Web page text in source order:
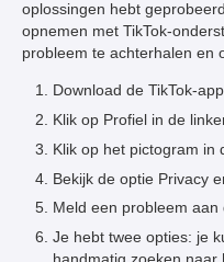
oplossingen hebt
opnemen met TikTok-
probleem te achterhalen en
Download de TikTok-app.
Klik op Profiel in de
Klik op het pictogram in
Bekijk de optie Privacy
Meld een probleem aan
Je hebt twee opties: je